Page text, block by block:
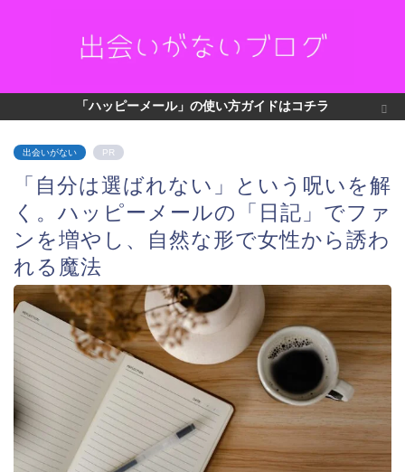
「ハッピーメール」の使い方ガイドはコチラ
出会いがない PR
「自分は選ばれない」という呪いを解
く。ハッピーメールの「日記」でファ
ンを増やし、自然な形で女性から誘わ
れる魔法